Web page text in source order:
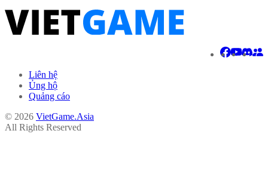
Liên hệ
Ủng hộ
Quảng cáo
© 2026 VietGame.Asia
All Rights Reserved